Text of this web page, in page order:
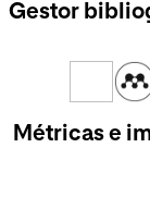
Gestor
Métricas e